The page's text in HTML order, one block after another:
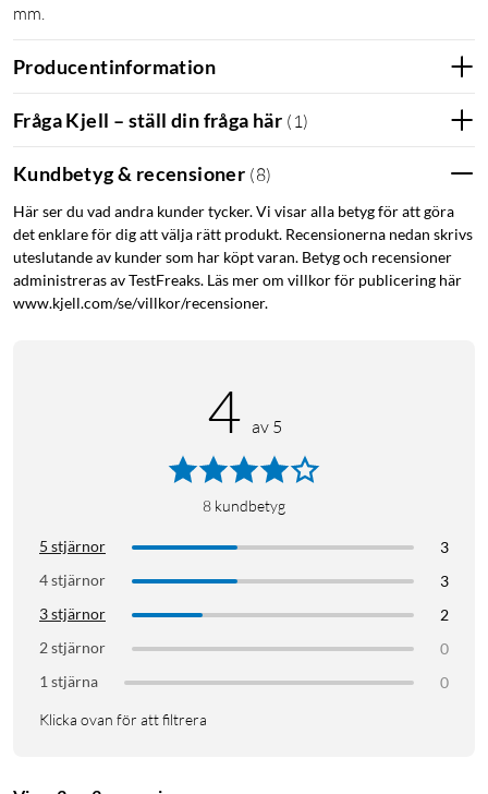
mm.
Producentinformation
Fråga Kjell – ställ din fråga här ( 1 )
Kundbetyg & recensioner (8)
Här ser du vad andra kunder tycker. Vi visar alla betyg för att göra
det enklare för dig att välja rätt produkt. Recensionerna nedan skrivs
uteslutande av kunder som har köpt varan. Betyg och recensioner
administreras av TestFreaks. Läs mer om villkor för publicering här
www.kjell.com/se/villkor/recensioner.
4 av 5
8 kundbetyg
5 stjärnor
3
4 stjärnor
3
3 stjärnor
2
2 stjärnor
0
1 stjärna
0
Klicka ovan för att filtrera